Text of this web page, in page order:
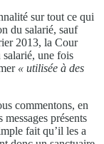
sur tout ce qui
du salarié, sauf
2013, la Cour
une fois
« utilisée à des
commentons, en
présents
fait qu’il les a